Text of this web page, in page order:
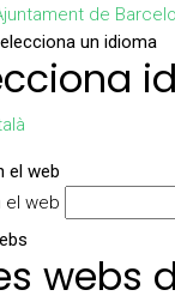
un idioma
el web
el web
webs